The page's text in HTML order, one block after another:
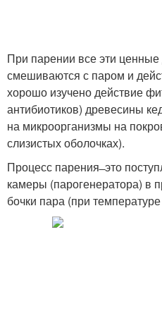
При парении все эти
смешиваются с паром и
хорошо изучено действие
антибиотиков) древесины
на микроорганизмы на
слизистых оболочках).
Процесс парения ̶ это
камеры (парогенератора) в
бочки пара (при